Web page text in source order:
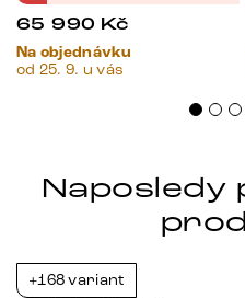
65 990 Kč
Na objednávku
od 25. 9. u vás
Naposledy
+168 variant